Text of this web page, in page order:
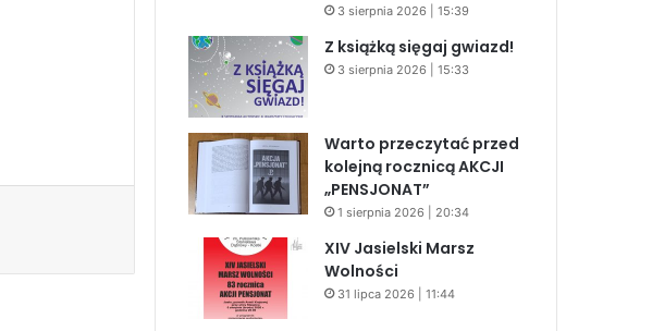
3 sierpnia 2026 | 15:39
Z książką sięgaj gwiazd!
3 sierpnia 2026 | 15:33
Warto przeczytać przed
kolejną rocznicą AKCJI
„PENSJONAT”
1 sierpnia 2026 | 20:34
XIV Jasielski Marsz
Wolności
31 lipca 2026 | 11:44